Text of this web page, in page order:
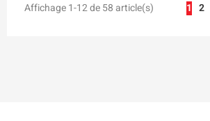
Affichage 1-12 de 58 article(s) 1 2